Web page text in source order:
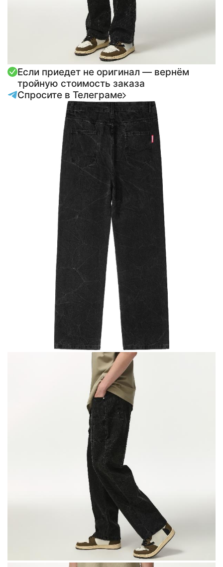
Если приедет не оригинал — вернём
тройную стоимость заказа
Спросите в Телеграме